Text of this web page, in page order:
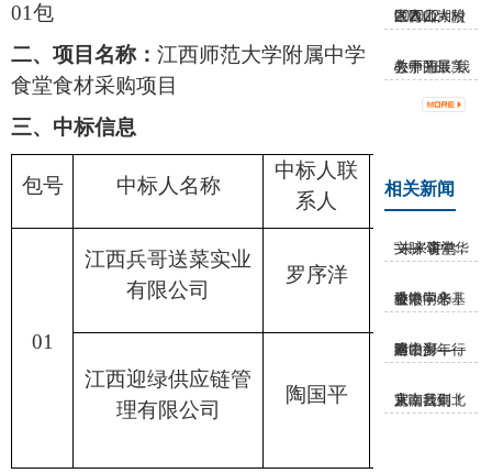
01包
二、项目名称： 江西师范大学附属中学
食堂食材采购项目
三、中标信息
包号 中标人名称
中标人联
系人
话
01
江西兵哥送菜实业
有限公司
罗序洋
江西迎绿供应链管
理有限公司
陶国平
江西师大附中青山湖校区2022-202...
关于开展“我心中的最美教师”征...
相关新闻
“未来讲堂——‘颂中华文脉·育鸿...
港赣同心丨香港中华基金中学来校...
踏山河，行遍赣鄱——附中少年，春...
大咖云集！从南昌到北京，我们完...